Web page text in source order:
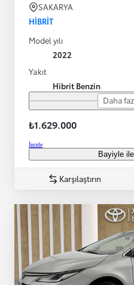
SAKARYA
HIBRIT
Model yılı
2022
Yakıt
Hibrit Benzin
Daha
₺1.629.000
İncele
Bayiyle
Karşılaştırın